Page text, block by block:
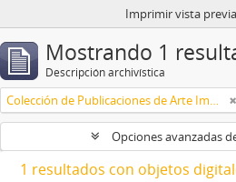
Imprimir vista previa
Mostrando 1
Descripción archivística
Colección de Publicaciones de Arte Impreso
Opciones avanzadas
1 resultados con objetos